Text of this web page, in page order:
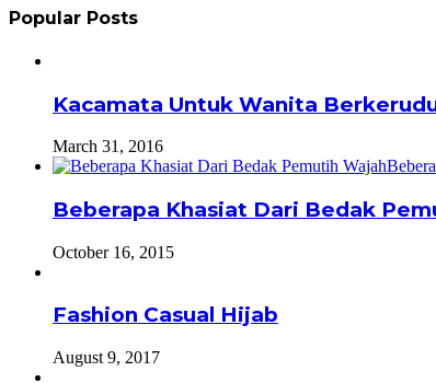
Popular Posts
Kacamata Untuk Wanita
March 31, 2016
Beberapa Khasiat Dari Bedak
October 16, 2015
Fashion Casual Hijab
August 9, 2017